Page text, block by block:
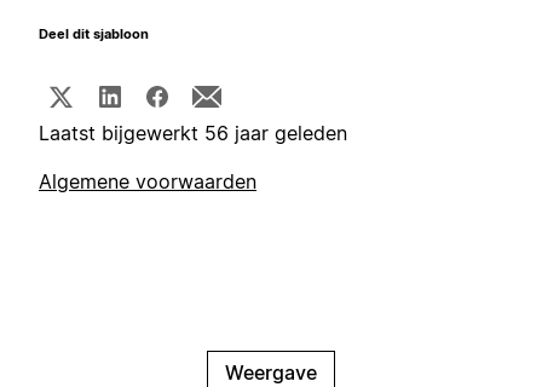
Deel dit sjabloon
Laatst bijgewerkt 56 jaar geleden
Algemene voorwaarden
Weergave